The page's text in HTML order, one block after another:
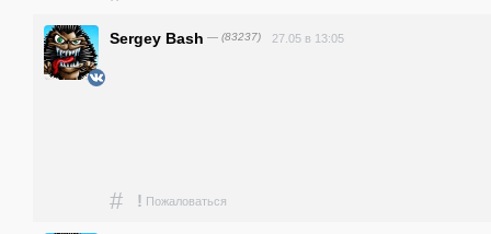
Sergey Bash — (83237) 27.05 в 13:05
# ! Пожаловаться